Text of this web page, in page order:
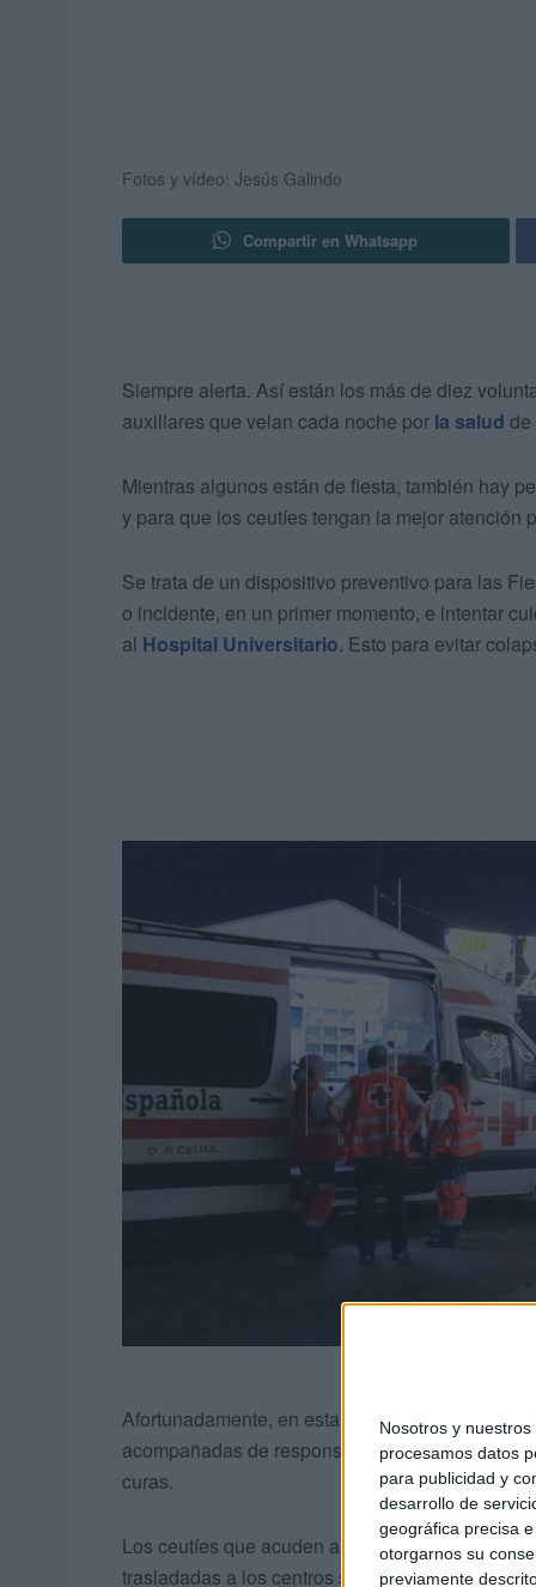
Nosotros y nuestros
procesamos datos
para publicidad y
desarrollo de
geográfica precisa
otorgarnos su
previamente
Fotos y vídeo: Jesús Galindo
Compartir en Whatsapp
Siempre alerta. Así están los más de diez
auxiliares que velan cada noche por la salud de
Mientras algunos están de fiesta, también hay
y para que los ceutíes tengan la mejor atención
Se trata de un dispositivo preventivo para las
o incidente, en un primer momento, e intentar
al Hospital Universitario. Esto para evitar
Afortunadamente, en esta edición de las Feria,
acompañadas de responsabilidad. Cruz Roja y
curas.
Los ceutíes que acuden a la ambulancia
trasladadas a los centros sanitarios solo las